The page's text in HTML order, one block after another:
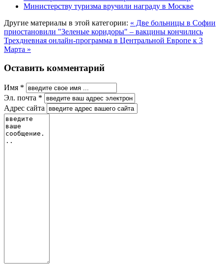
Министерству туризма вручили награду в Москве
Другие материалы в этой категории: « Две больницы в Софии
приостановили "Зеленые коридоры" – вакцины кончились
Трехдневная онлайн-программа в Центральной Европе к 3
Марта »
Оставить комментарий
Имя *
Эл. почта *
Адрес сайта